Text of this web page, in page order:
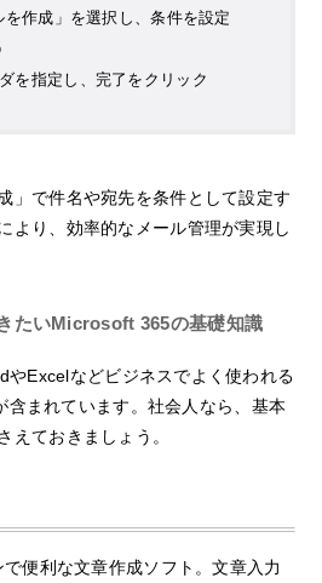
作成」を選択し、条件を設定
を指定し、完了をクリック
」で件名や宛先を条件として設定す
より、効率的なメール管理が実現し
たいMicrosoft 365の基礎知識
Excelなどビジネスでよく使われる
含まれています。社会人なら、基本
えておきましょう。
便利な文章作成ソフト。文章入力